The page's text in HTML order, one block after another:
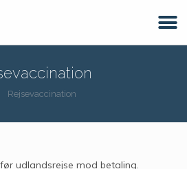
Rejsevaccination
udlandsrejse mod betaling.